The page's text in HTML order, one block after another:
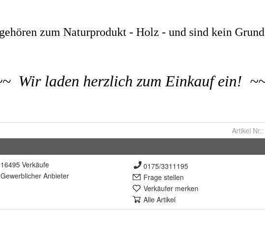
Artikel Nr.:
16495 Verkäufe
Gewerblicher Anbieter
0175/3311195
Frage stellen
Verkäufer merken
Alle Artikel